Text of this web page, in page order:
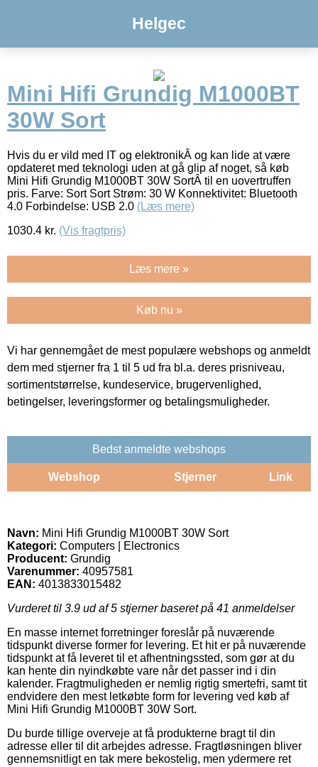
Helgec
Mini Hifi Grundig M1000BT
30W Sort
Hvis du er vild med IT og elektronikÂ og kan lide at være
opdateret med teknologi uden at gå glip af noget, så køb
Mini Hifi Grundig M1000BT 30W SortÂ til en uovertruffen
pris. Farve: Sort Sort Strøm: 30 W Konnektivitet: Bluetooth
4.0 Forbindelse: USB 2.0 (Læs mere)
1030.4 kr. (Vis fragtpris)
Læs mere »
Køb nu »
Vi har gennemgået de mest populære webshops og anmeldt
dem med stjerner fra 1 til 5 ud fra bl.a. deres prisniveau,
sortimentstørrelse, kundeservice, brugervenlighed,
betingelser, leveringsformer og betalingsmuligheder.
Bedst anmeldte webshops
Webshop Stjerner Link
Navn: Mini Hifi Grundig M1000BT 30W Sort
Kategori: Computers | Electronics
Producent: Grundig
Varenummer: 40957581
EAN: 4013833015482
Vurderet til 3.9 ud af 5 stjerner baseret på 41 anmeldelser
En masse internet forretninger foreslår på nuværende
tidspunkt diverse former for levering. Et hit er på nuværende
tidspunkt at få leveret til et afhentningssted, som gør at du
kan hente din nyindkøbte vare når det passer ind i din
kalender. Fragtmuligheden er nemlig rigtig smertefri, samt tit
endvidere den mest letkøbte form for levering ved køb af
Mini Hifi Grundig M1000BT 30W Sort.
Du burde tillige overveje at få produkterne bragt til din
adresse eller til dit arbejdes adresse. Fragtløsningen bliver
gennemsnitligt en tak mere bekostelig, men ydermere ret